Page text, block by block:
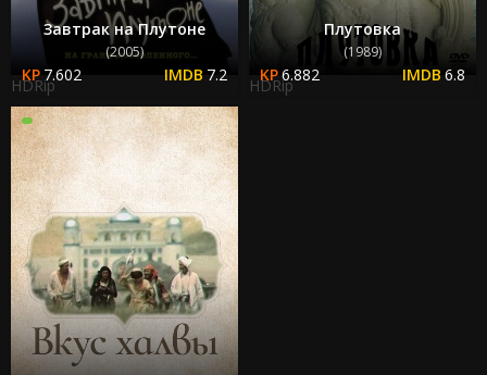
Завтрак на Плутоне
(2005)
7.602 7.2
HDRip
Плутовка
(1989)
6.882 6.8
HDRip